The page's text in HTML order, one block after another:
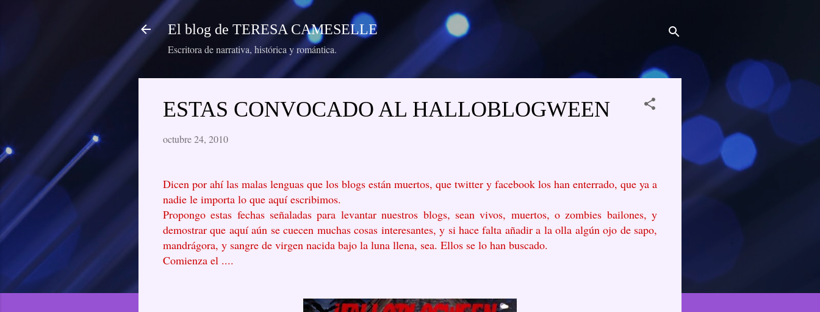
Ir al contenido principal
El blog de TERESA CAMESELLE
Escritora de narrativa, histórica y romántica.
ESTAS CONVOCADO AL HALLOBLOGWEEN
octubre 24, 2010
Dicen por ahí las malas lenguas que los blogs están muertos, que twitter y facebook los han enterrado, que ya a
nadie le importa lo que aquí escribimos.
Propongo estas fechas señaladas para levantar nuestros blogs, sean vivos, muertos, o zombies bailones, y
demostrar que aquí aún se cuecen muchas cosas interesantes, y si hace falta añadir a la olla algún ojo de sapo,
mandrágora, y sangre de virgen nacida bajo la luna llena, sea. Ellos se lo han buscado.
Comienza el ....